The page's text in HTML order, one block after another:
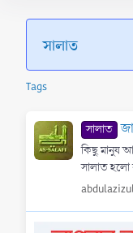
সালাত
Tags
সালাত
কিছু মানুষ
সালাত